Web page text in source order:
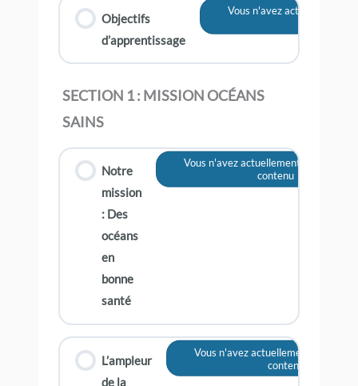
Objectifs
d’apprentissage
Vous n'avez actuellement
SECTION 1 : MISSION OCÉANS
SAINS
Notre
mission
: Des
océans
en
bonne
santé
Vous n'avez actuellement pas accès à
contenu
L’ampleur
de la
Vous n'avez actuellement pas
contenu